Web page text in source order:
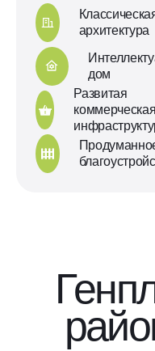
архитектура
дом
Развитая
коммерческая